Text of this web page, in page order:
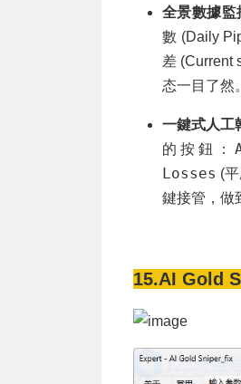
全景數據監
數 (Daily
差 (Current
态一目了然
一鍵式人工
的按鈕：
Losses (
鍵接管，做
15.AI Gold